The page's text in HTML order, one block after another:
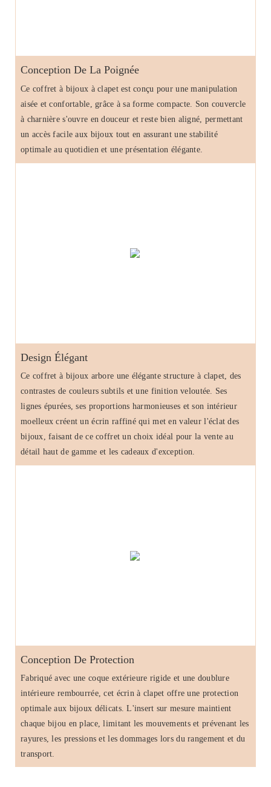
Conception De La Poignée
Ce coffret à bijoux à clapet est conçu pour une manipulation
aisée et confortable, grâce à sa forme compacte. Son couvercle
à charnière s'ouvre en douceur et reste bien aligné, permettant
un accès facile aux bijoux tout en assurant une stabilité
optimale au quotidien et une présentation élégante.
Design Élégant
Ce coffret à bijoux arbore une élégante structure à clapet, des
contrastes de couleurs subtils et une finition veloutée. Ses
lignes épurées, ses proportions harmonieuses et son intérieur
moelleux créent un écrin raffiné qui met en valeur l'éclat des
bijoux, faisant de ce coffret un choix idéal pour la vente au
détail haut de gamme et les cadeaux d'exception.
Conception De Protection
Fabriqué avec une coque extérieure rigide et une doublure
intérieure rembourrée, cet écrin à clapet offre une protection
optimale aux bijoux délicats. L'insert sur mesure maintient
chaque bijou en place, limitant les mouvements et prévenant les
rayures, les pressions et les dommages lors du rangement et du
transport.